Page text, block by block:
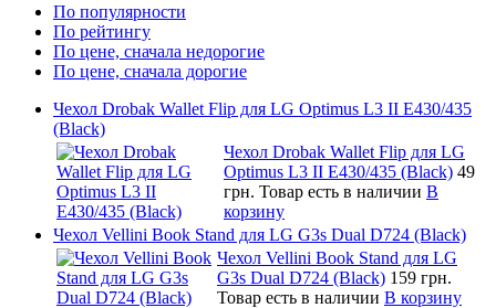
По популярности
По рейтингу
По цене, сначала недорогие
По цене, сначала дорогие
Чехол Drobak Wallet Flip для LG Optimus L3 II E430/435
(Black)
Чехол Drobak Wallet Flip для LG
Optimus L3 II E430/435 (Black) 49
грн. Товар есть в наличии В
корзину
Чехол Vellini Book Stand для LG G3s Dual D724 (Black)
Чехол Vellini Book Stand для LG
G3s Dual D724 (Black) 159 грн.
Товар есть в наличии В корзину